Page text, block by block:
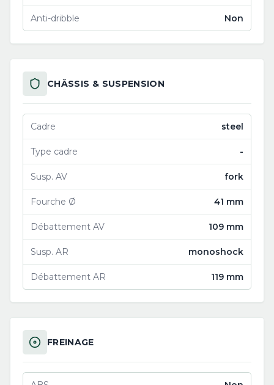
Anti-dribble Non
CHÂSSIS & SUSPENSION
Cadre steel
Type cadre -
Susp. AV fork
Fourche Ø 41 mm
Débattement AV 109 mm
Susp. AR monoshock
Débattement AR 119 mm
FREINAGE